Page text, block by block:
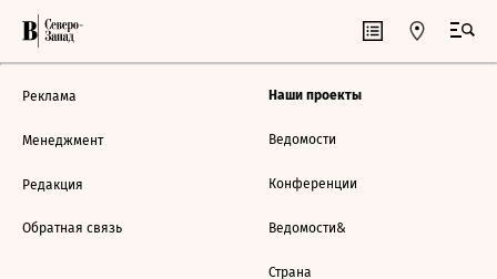
Реклама
Менеджмент
Редакция
Обратная связь
Наши проекты
Ведомости
Конференции
Ведомости&
Страна